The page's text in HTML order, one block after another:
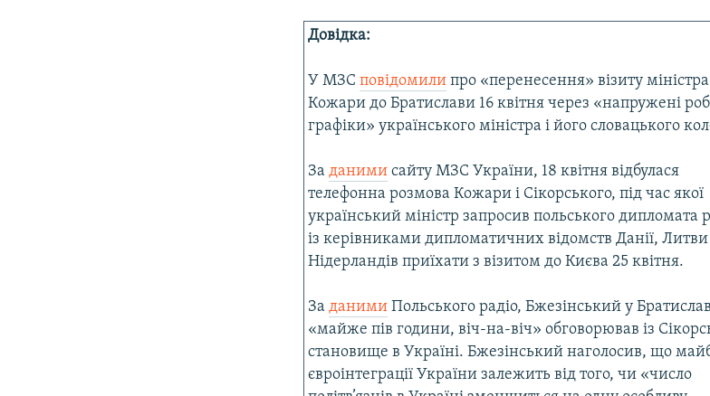
Довідка:
У МЗС повідомилипро «перенесення» візиту міністра
Кожари до Братислави 16 квітня через «напружені
графіки» українського міністра і його словацького
За данимисайту МЗС України, 18 квітня відбулася
телефонна розмова Кожари і Сікорського, під час якої
український міністр запросив польського дипломата
із керівниками дипломатичних відомств Данії, Литви
Нідерландів приїхати з візитом до Києва 25 квітня.
За данимиПольського радіо, Бжезінський у
«майже пів години, віч-на-віч» обговорював із
становище в Україні. Бжезінський наголосив, що
євроінтеграції України залежить від того, чи «число